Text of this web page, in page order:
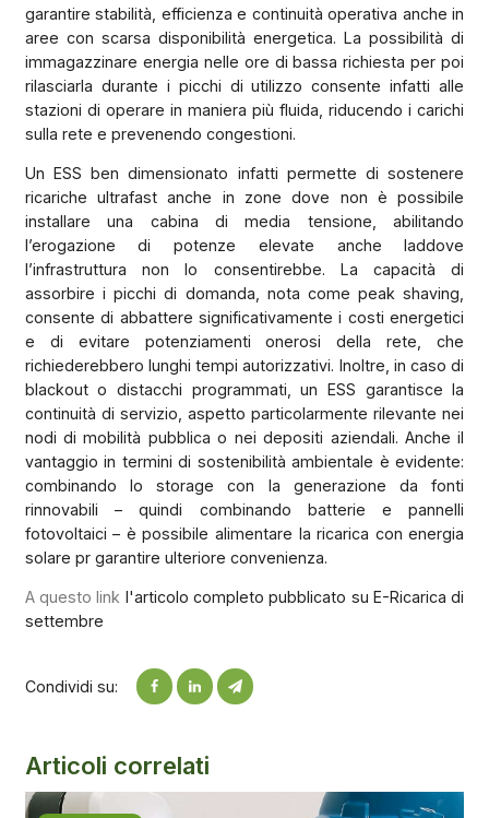
garantire stabilità, efficienza e continuità operativa anche in
aree con scarsa disponibilità energetica. La possibilità di
immagazzinare energia nelle ore di bassa richiesta per poi
rilasciarla durante i picchi di utilizzo consente infatti alle
stazioni di operare in maniera più fluida, riducendo i carichi
sulla rete e prevenendo congestioni.
Un ESS ben dimensionato infatti permette di sostenere
ricariche ultrafast anche in zone dove non è possibile
installare una cabina di media tensione, abilitando
l’erogazione di potenze elevate anche laddove
l’infrastruttura non lo consentirebbe. La capacità di
assorbire i picchi di domanda, nota come peak shaving,
consente di abbattere significativamente i costi energetici
e di evitare potenziamenti onerosi della rete, che
richiederebbero lunghi tempi autorizzativi. Inoltre, in caso di
blackout o distacchi programmati, un ESS garantisce la
continuità di servizio, aspetto particolarmente rilevante nei
nodi di mobilità pubblica o nei depositi aziendali. Anche il
vantaggio in termini di sostenibilità ambientale è evidente:
combinando lo storage con la generazione da fonti
rinnovabili – quindi combinando batterie e pannelli
fotovoltaici – è possibile alimentare la ricarica con energia
solare pr garantire ulteriore convenienza.
A questo link l'articolo completo pubblicato su E-Ricarica di
settembre
Condividi su:
Articoli correlati